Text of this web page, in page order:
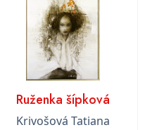
Ruženka šípková
Krivošová Tatiana